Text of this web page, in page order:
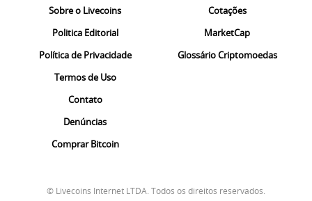
Sobre o Livecoins
Politica Editorial
Política de Privacidade
Termos de Uso
Contato
Denúncias
Comprar Bitcoin
Cotações
MarketCap
Glossário Criptomoedas
© Livecoins Internet LTDA. Todos os direitos reservados.